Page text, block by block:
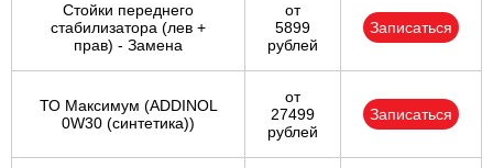
Стойки переднего
стабилизатора (лев +
прав) - Замена
от
5899
рублей
Записаться
ТО Максимум (ADDINOL
0W30 (синтетика))
от
27499
рублей
Записаться